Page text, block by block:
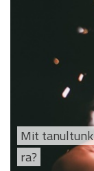
Mit
ra?